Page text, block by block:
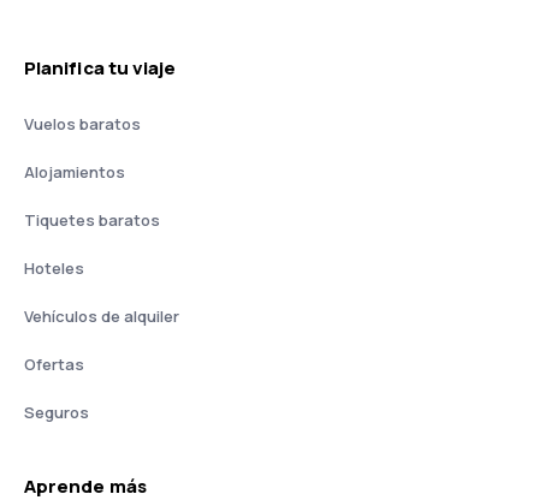
Planifica tu viaje
Vuelos baratos
Alojamientos
Tiquetes baratos
Hoteles
Vehículos de alquiler
Ofertas
Seguros
Aprende más